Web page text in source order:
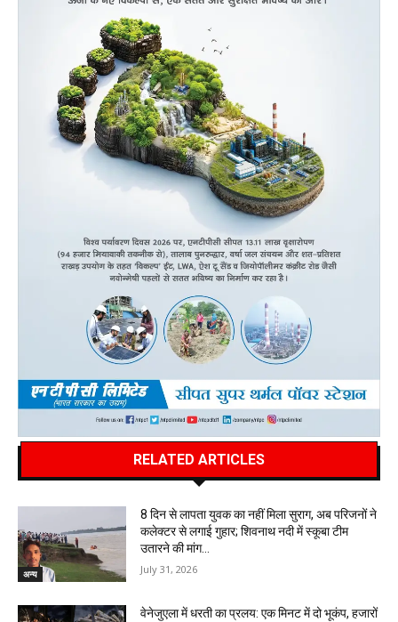
RELATED ARTICLES
अन्य
8 दिन से लापता युवक का नहीं मिला सुराग, अब परिजनों ने
कलेक्टर से लगाई गुहार; शिवनाथ नदी में स्कूबा टीम
उतारने की मांग…
July 31, 2026
वेनेजुएला में धरती का प्रलय: एक मिनट में दो भूकंप, हजारों